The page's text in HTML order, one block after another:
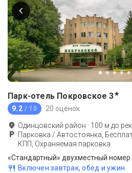
Парк-отель Покровское 3★
9.2 / 10 20 оценок
Одинцовский район · 100 м до
Парковка / Автостоянка,
КПП, Охраняемая парковка
«Стандартный» двухместный номер
Включен завтрак, обед и ужин